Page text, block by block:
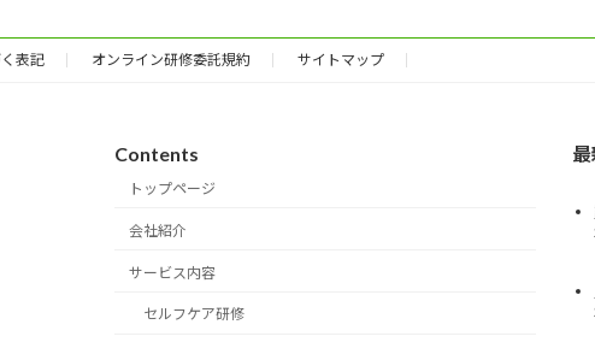
表記 オンライン研修委託規約 サイトマップ
Contents
トップページ
会社紹介
サービス内容
セルフケア研修